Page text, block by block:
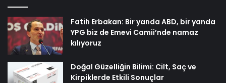
Fatih Erbakan: Bir yanda ABD, bir yanda
YPG biz de Emevi Camii’nde namaz
kılıyoruz
Doğal Güzelliğin Bilimi: Cilt, Saç ve
Kirpiklerde Etkili Sonuçlar